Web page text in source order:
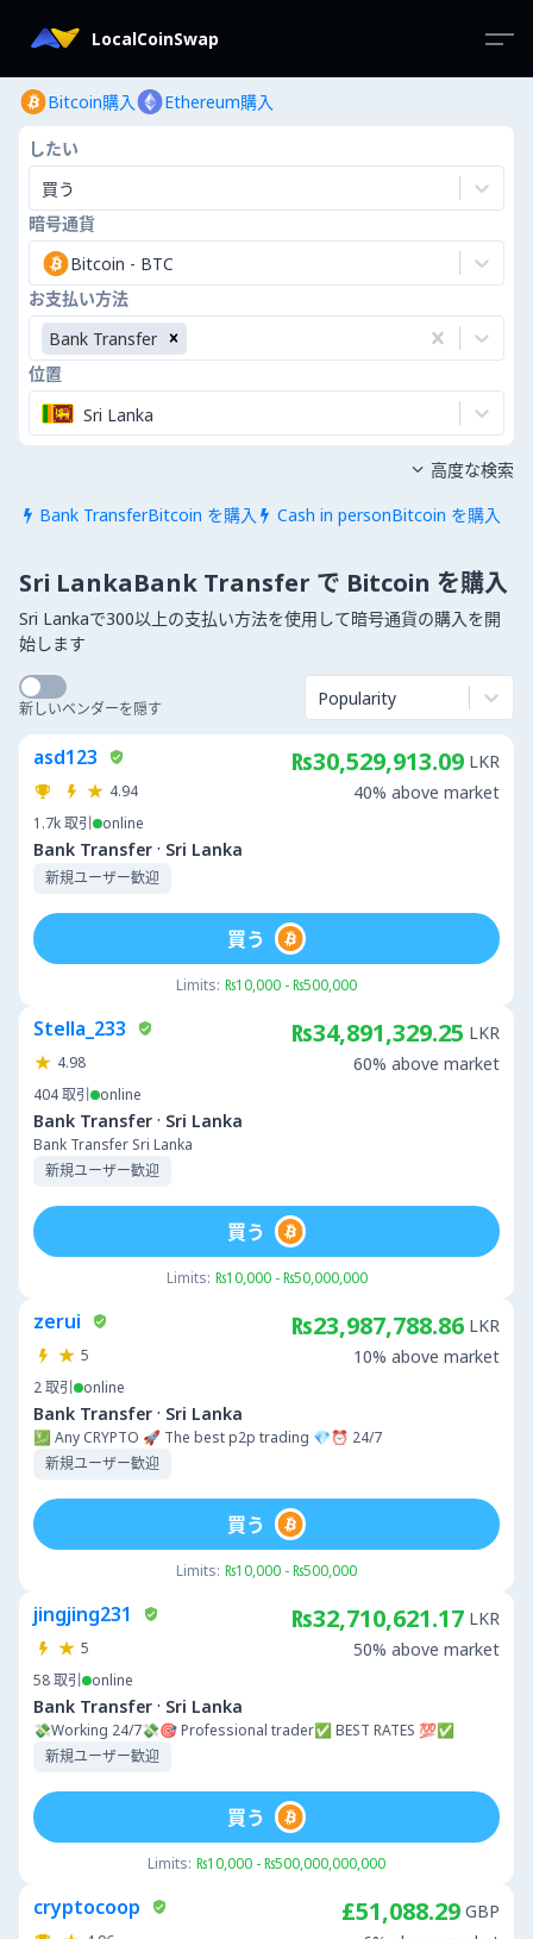
LocalCoinSwap
Bitcoin購入 Ethereum購入
したい
買う
暗号通貨
Bitcoin - BTC
お支払い方法
Bank Transfer
位置
Sri Lanka
 Bank TransferBitcoin を購入  Cash in personBitcoin を購入
 高度な検索
Sri LankaBank Transfer で Bitcoin を購入
Sri Lankaで300以上の支払い方法を使用して暗号通貨の購入を開
始します
新しいベンダーを隠す Popularity
asd123
4.94
1.7k取引 online
Bank Transfer · Sri Lanka
新規ユーザー歓迎
₨30,529,913.09 LKR
40% above market
Limits: ₨10,000 - ₨500,000
買う
Stella_233
4.98
404取引 online
Bank Transfer · Sri Lanka
Bank Transfer Sri Lanka
新規ユーザー歓迎
₨34,891,329.25 LKR
60% above market
Limits: ₨10,000 - ₨50,000,000
買う
zerui
5
2取引 online
Bank Transfer · Sri Lanka
💹 Any CRYPTO 🚀 The best p2p trading 💎⏰ 24/7
新規ユーザー歓迎
₨23,987,788.86 LKR
10% above market
Limits: ₨10,000 - ₨500,000
買う
jingjing231
5
58取引 online
Bank Transfer · Sri Lanka
💸Working 24/7💸🎯 Professional trader✅ BEST RATES 💯✅
新規ユーザー歓迎
₨32,710,621.17 LKR
50% above market
Limits: ₨10,000 - ₨500,000,000,000
買う
cryptocoop £51,088.29 GBP